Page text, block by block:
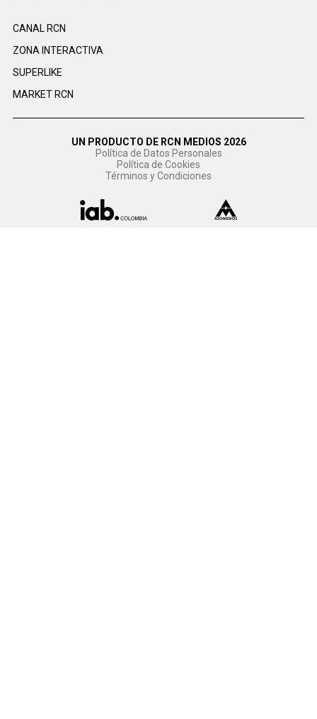
CANAL RCN
ZONA INTERACTIVA
SUPERLIKE
MARKET RCN
UN PRODUCTO DE RCN MEDIOS 2026
Política de Datos Personales
Política de Cookies
Términos y Condiciones